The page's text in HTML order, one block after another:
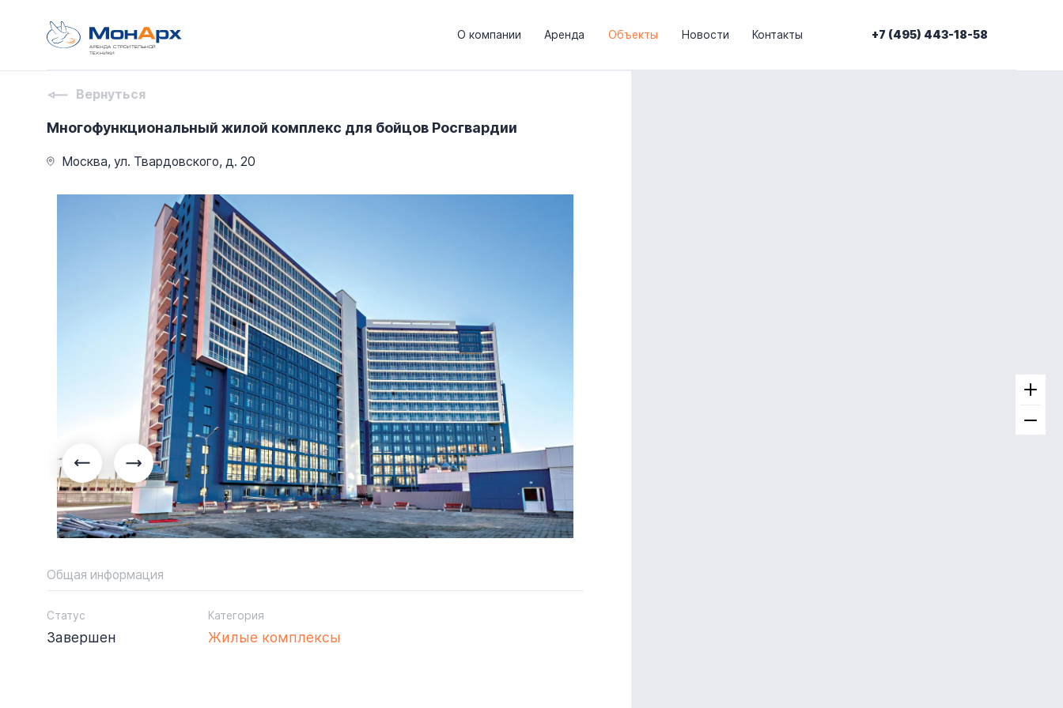
АРЕНДА СТРОИТЕЛЬНОЙ
ТЕХНИКИ
О компании Аренда Объекты Новости Контакты +7 (495) 443-18-58
Вернуться
Многофункциональный жилой комплекс для бойцов Росгвардии
Москва, ул. Твардовского, д. 20
Общая информация
Статус
Завершен
Категория
Жилые комплексы